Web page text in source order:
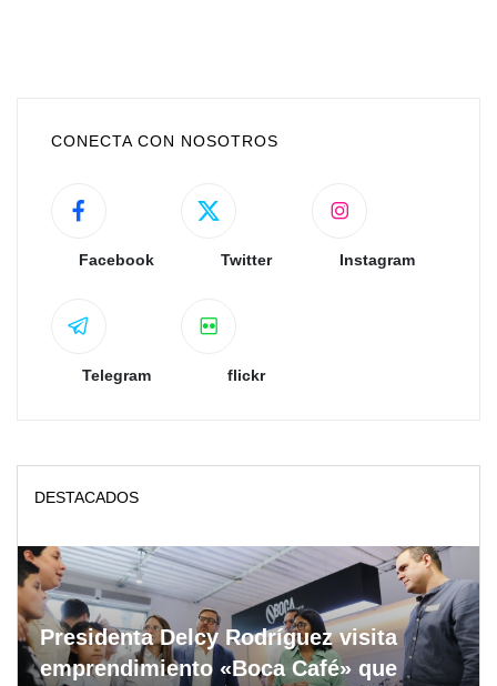
CONECTA CON NOSOTROS
Facebook Twitter Instagram
Telegram flickr
DESTACADOS
Presidenta Delcy Rodríguez visita
emprendimiento «Boca Café» que